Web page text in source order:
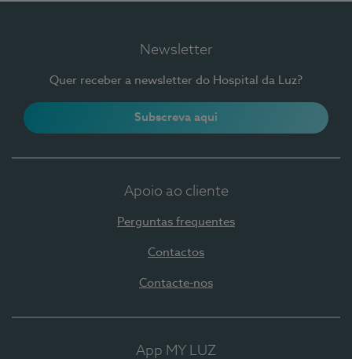
Newsletter
Quer receber a newsletter do Hospital da Luz?
Subscreva aqui
Apoio ao cliente
Perguntas frequentes
Contactos
Contacte-nos
App MY LUZ